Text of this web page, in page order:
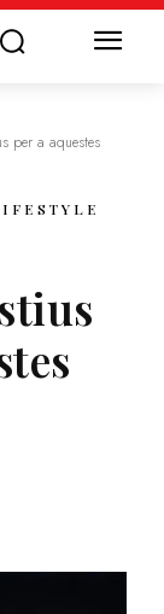
per a aquestes